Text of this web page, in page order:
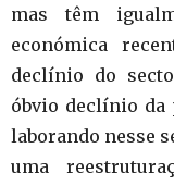
mas têm
económica
declínio do
óbvio declínio da
laborando nesse
uma